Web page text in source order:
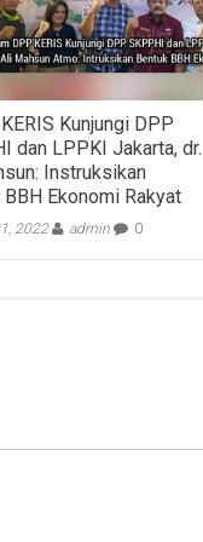
Kunjungi DPP
dan LPPKI Jakarta, dr.
Instruksikan
BBH Ekonomi Rakyat
2022 admin 0